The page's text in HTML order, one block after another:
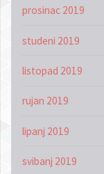
prosinac 2019
studeni 2019
listopad 2019
rujan 2019
lipanj 2019
svibanj 2019